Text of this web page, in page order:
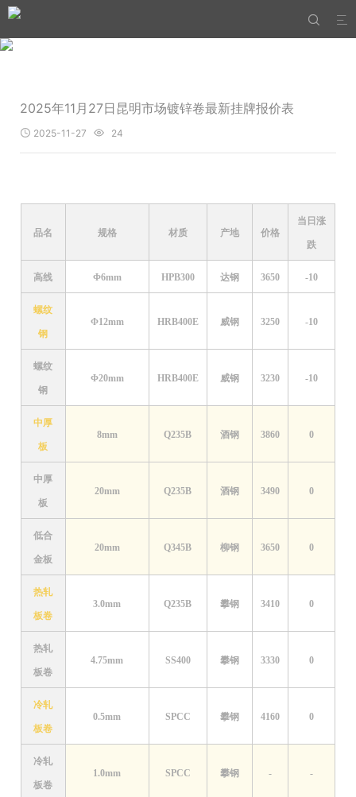


2025年11月27日昆明市场镀锌卷最新挂牌报价表
 2025-11-27  24
品名 规格 材质 产地 价格
当日涨
跌
高线 Φ6mm HPB300 达钢 3650 -10
螺纹
钢
Φ12mm HRB400E 威钢 3250 -10
螺纹
钢
Φ20mm HRB400E 威钢 3230 -10
中厚
板
8mm Q235B 酒钢 3860 0
中厚
板
20mm Q235B 酒钢 3490 0
低合
金板
20mm Q345B 柳钢 3650 0
热轧
板卷
3.0mm Q235B 攀钢 3410 0
热轧
板卷
4.75mm SS400 攀钢 3330 0
冷轧
板卷
0.5mm SPCC 攀钢 4160 0
冷轧
板卷
1.0mm SPCC 攀钢 - -